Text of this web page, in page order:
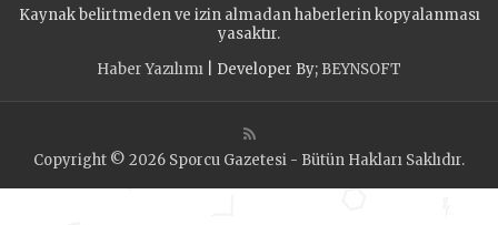
Kaynak belirtmeden ve izin almadan haberlerin kopyalanması
yasaktır.
Haber Yazılımı | Developer By; BEYNSOFT
Copyright © 2026 Sporcu Gazetesi - Bütün Hakları Saklıdır.